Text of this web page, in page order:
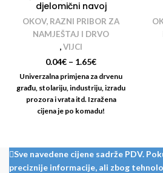
djelomični navoj
OKOV, RAZNI PRIBOR ZA
NAMJEŠTAJ I DRVO
,VIJCI
0.04€ – 1.65€
Univerzalna primjena za drvenu
građu, stolariju, industriju, izradu
prozora i vrata itd. Izražena
cijena je po komadu!
Sve navedene cijene sadrže PDV.
preciznije informacije, ali zbog